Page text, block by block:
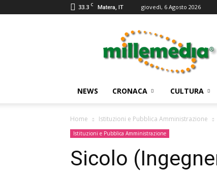
33.3 C Matera, IT giovedì, 6 Agosto 2026
Millemedia
Giornalistica
NEWS CRONACA CULTURA
Home Istituzioni e Pubblica Amministrazione
Istituzioni e Pubblica Amministrazione
Sicolo